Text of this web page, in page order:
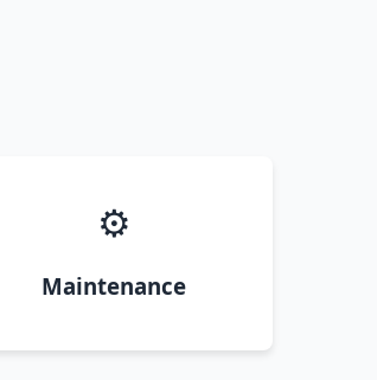
⚙️
Maintenance